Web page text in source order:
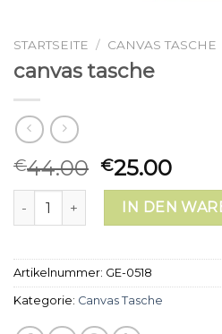
STARTSEITE / CANVAS TASCHE
canvas tasche
€44.00 €25.00
canvas tasche MengeIN DEN
Artikelnummer: GE-0518
Kategorie: Canvas Tasche